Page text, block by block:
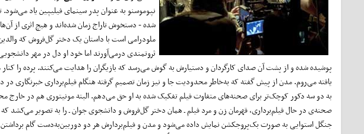
نپوموسنو به عنوان پدر سینمای فیلیپین یاد
شده - دستخوش تاراج زمان شده‌اند و هیچ اثری از
ملودرامی است با داستان یک دختر گل‌فروش که
ثروتمندی درمی‌آورند اما خود او دل در مهر
پوشیده شده و از پشت آن صدای کارگردان و دستیارش به گوش می‌رسد که بازیگران را هدایت می‌کنند. پرده را
یافته می‌روم. مدن از پیش گفته که به‌خاطر محدودیت جا و نیز زمان تصمیم گرفته هنگام فیلم‌برداری خبرنگاری
به دو سه دکور کوچک‌تر برای صحنه‌های متفاوت فیلم تفکیک شده به او حق می‌دهم. البته مونیتوری هم در خارج
صحنه‌ی در حال فیلم‌برداری، قهرمان زن و مرد فیلم ـ همان دختر گل‌فروش و دانشجوی جوان ـ را به تصویر می‌کشد
جنگل استوایی به صورت بک‌پروجکشن نمایش داده می‌شود و مدن و فیلم‌بردارش هر دو دوربین‌به‌دست گام برداشتن